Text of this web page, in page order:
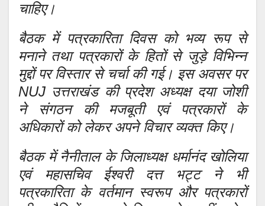
चाहिए।
बैठक में पत्रकारिता दिवस को भव्य रूप से
मनाने तथा पत्रकारों के हितों से जुड़े विभिन्न
मुद्दों पर विस्तार से चर्चा की गई। इस अवसर पर
NUJ उत्तराखंड की प्रदेश अध्यक्ष दया जोशी
ने संगठन की मजबूती एवं पत्रकारों के
अधिकारों को लेकर अपने विचार व्यक्त किए।
बैठक में नैनीताल के जिलाध्यक्ष धर्मानंद खोलिया
एवं महासचिव ईश्वरी दत्त भट्ट ने भी
पत्रकारिता के वर्तमान स्वरूप और पत्रकारों